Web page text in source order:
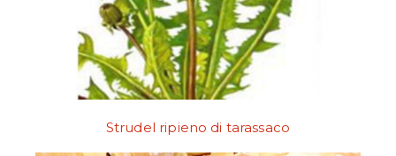
Strudel ripieno di tarassaco